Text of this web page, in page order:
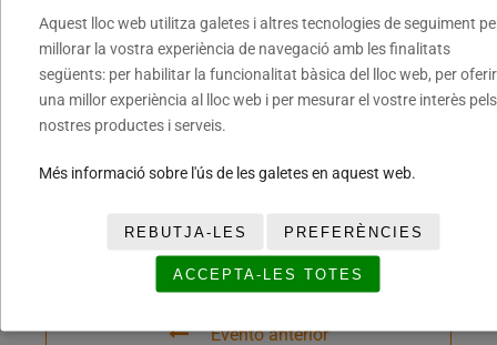
COMPARTIR ESTE EVENTO
Evento anterior
Aquest lloc web utilitza galetes i altres tecnologies de seguiment
millorar la vostra experiència de navegació amb les finalitats
següents: per habilitar la funcionalitat bàsica del lloc web, per oferir
una millor experiència al lloc web i per mesurar el vostre interès pels
nostres productes i serveis.
Més informació sobre l'ús de les galetes en aquest web.
REBUTJA-LES PREFERÈNCIES
ACCEPTA-LES TOTES